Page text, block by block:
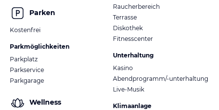
Parken
Kostenfrei
Parkmöglichkeiten
Parkplatz
Parkservice
Parkgarage
Wellness
Raucherbereich
Terrasse
Diskothek
Fitnesscenter
Unterhaltung
Kasino
Abendprogramm/-unterhaltung
Live-Musik
Klimaanlage